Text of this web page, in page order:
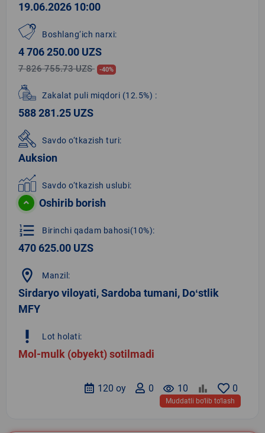
19.06.2026 10:00
Boshlang‘ich narxi:
4 706 250.00 UZS
7 826 755.73 UZS -40%
Zakalat puli miqdori (12.5%) :
588 281.25 UZS
Savdo o‘tkazish turi:
Auksion
Savdo o‘tkazish uslubi:
Oshirib borish
format_list_numbered Birinchi qadam bahosi(10%):
470 625.00 UZS
location_on Manzil:
Sirdaryo viloyati, Sardoba tumani, Doʻstlik
MFY
priority_high Lot holati:
Mol-mulk (obyekt) sotilmadi
0
remove_red_eye 10
0
120 oy
Muddatli bo‘lib to‘lash